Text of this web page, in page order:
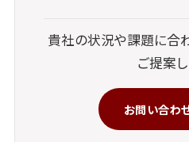
貴社の状況や課題に合
ご提案し
お問い合わ